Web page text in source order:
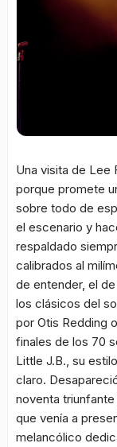
Una visita de Lee
porque promete
sobre todo de
el escenario y
respaldado
calibrados al
de entender, el
los clásicos del
por Otis Redding
finales de los 70
Little J.B., su
claro.
noventa
que venía a
melancólico